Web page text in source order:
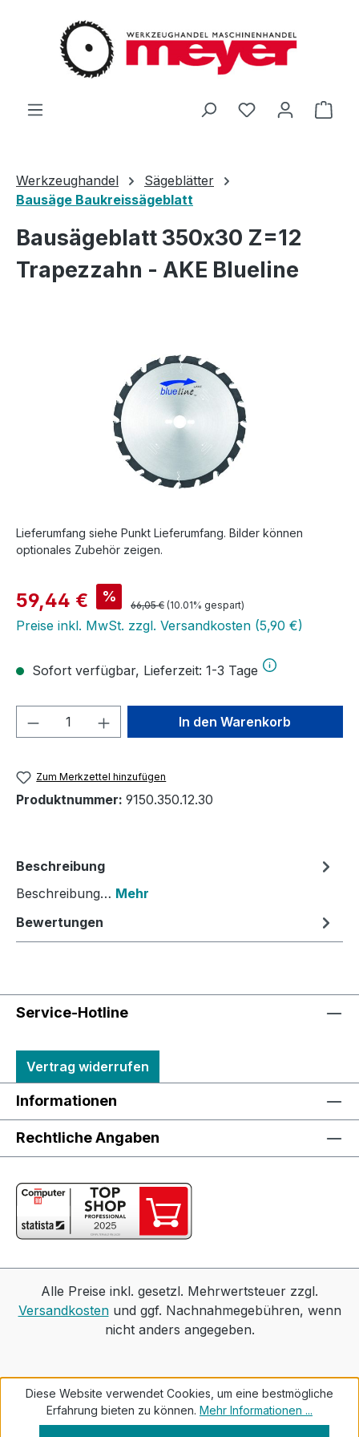
Zum Hauptinhalt springen
Du hast 0
Werkzeughandel
Sägeblätter
Bausäge Baukreissägeblatt
Bausägeblatt 350x30 Z=12
Trapezzahn - AKE Blueline
Lieferumfang siehe Punkt Lieferumfang. Bilder können
optionales Zubehör zeigen.
Verkaufspreis:
59,44 € % Regulärer Preis:
66,05 € (10.01% gespart)
Preise inkl. MwSt. zzgl. Versandkosten (5,90 €)
Sofort verfügbar, Lieferzeit: 1-3 Tage
Produkt Anzahl: Gib denIn den Warenkorb
Zum Merkzettel hinzufügen
Produktnummer: 9150.350.12.30
Beschreibung
Beschreibung… Mehr
Bewertungen
Service-Hotline
Vertrag widerrufen
Informationen
Rechtliche Angaben
Alle Preise inkl. gesetzl. Mehrwertsteuer zzgl.
Versandkostenund ggf. Nachnahmegebühren, wenn
nicht anders angegeben.
Diese Website verwendet Cookies, um eine bestmögliche
Erfahrung bieten zu können. Mehr Informationen ...